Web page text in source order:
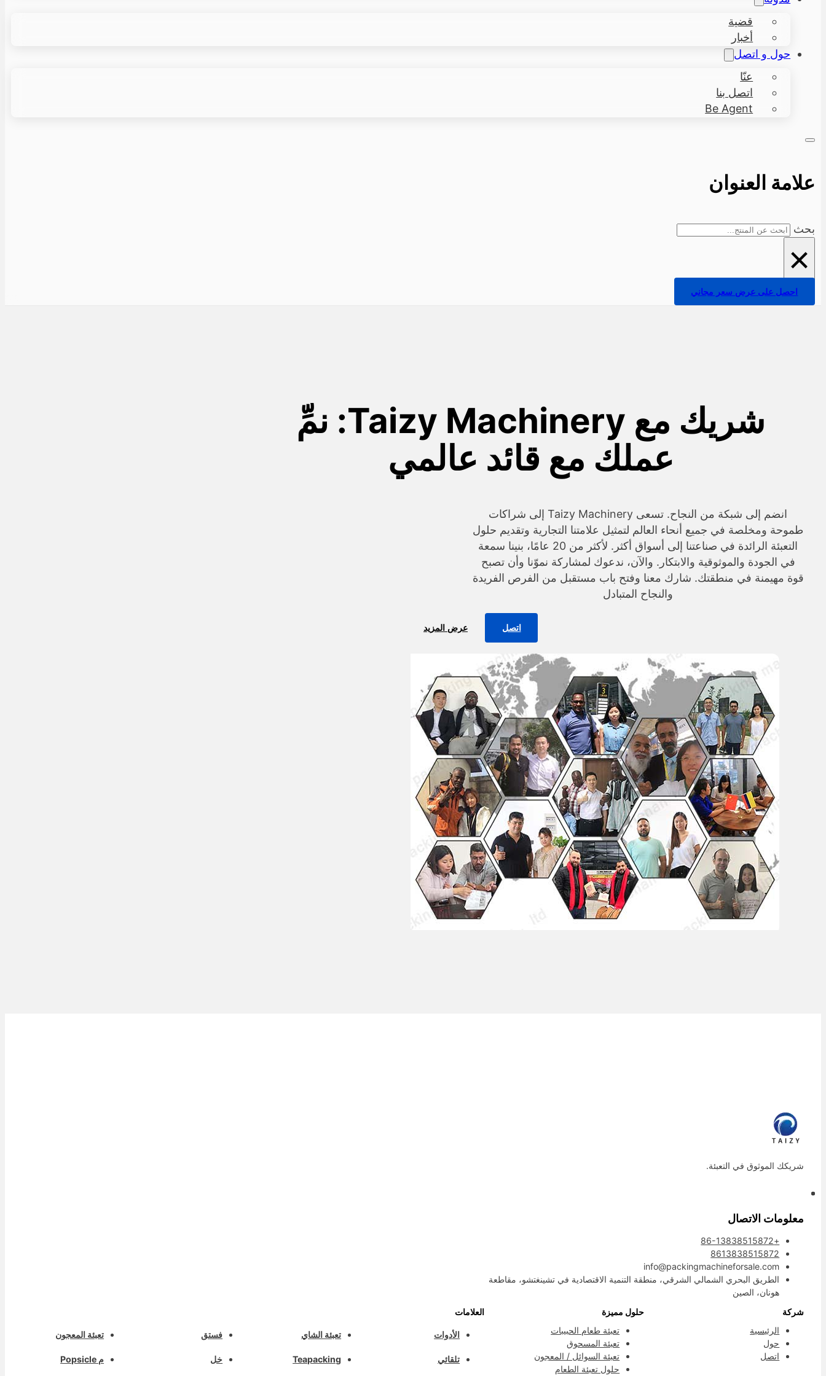
قضية
أخبار
حول و اتصل
عنّا
اتصل بنا
Be Agent
علامة العنوان
بحث
×
احصل على عرض سعر مجاني
شريك مع Taizy Machinery: نمِّ
عملك مع قائد عالمي
انضم إلى شبكة من النجاح. تسعى Taizy Machinery إلى شراكات
طموحة ومخلصة في جميع أنحاء العالم لتمثيل علامتنا التجارية وتقديم حلول
التعبئة الرائدة في صناعتنا إلى أسواق أكثر. لأكثر من 20 عامًا، بنينا سمعة
في الجودة والموثوقية والابتكار. والآن، ندعوك لمشاركة نموّنا وأن تصبح
قوة مهيمنة في منطقتك. شارك معنا وفتح باب مستقبل من الفرص الفريدة
والنجاح المتبادل
اتصل عرض المزيد
شريكك الموثوق في التعبئة.
معلومات الاتصال
+86-13838515872
8613838515872
info@packingmachineforsale.com
الطريق البحري الشمالي الشرقي، منطقة التنمية الاقتصادية في تشينغتشو، مقاطعة
هونان، الصين
شركة
الرئيسية
حول
اتصل
حلول مميزة
تعبئة طعام الحبيبات
تعبئة المسحوق
تعبئة السوائل / المعجون
حلول تعبئة الطعام
العلامات
الأدوات
تلقائي
تعبئة الشاي
Teapacking
فستق
خل
تعبئة المعجون
م Popsicle